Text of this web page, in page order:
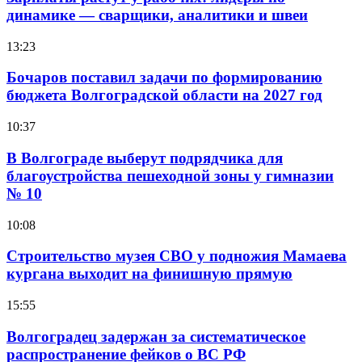
динамике — сварщики, аналитики и швеи
13:23
Бочаров поставил задачи по формированию
бюджета Волгоградской области на 2027 год
10:37
В Волгограде выберут подрядчика для
благоустройства пешеходной зоны у гимназии
№ 10
10:08
Строительство музея СВО у подножия Мамаева
кургана выходит на финишную прямую
15:55
Волгоградец задержан за систематическое
распространение фейков о ВС РФ